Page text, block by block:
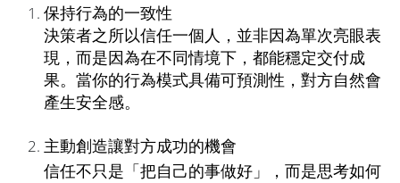
保持行為的一致性
決策者之所以信任一個人，並非因為單次亮眼表
現，而是因為在不同情境下，都能穩定交付成
果。當你的行為模式具備可預測性，對方自然會
產生安全感。
主動創造讓對方成功的機會
信任不只是「把自己的事做好」，而是思考如何